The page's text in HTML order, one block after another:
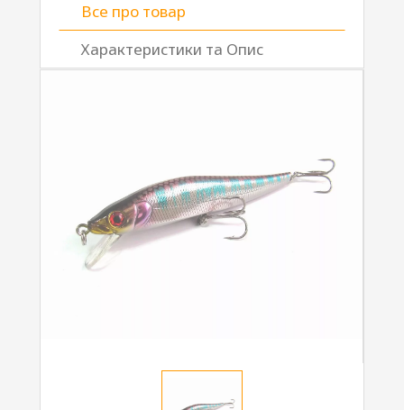
Все про товар
Характеристики та Опис